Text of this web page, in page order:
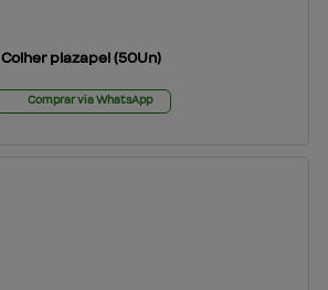
Colher plazapel (50Un)
Comprar via WhatsApp